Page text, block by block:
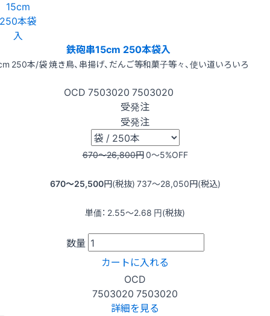
鉄砲串15cm 250本袋入
250本/袋 焼き鳥、串揚げ、だんご等和菓子等々、使い道いろいろ
OCD 7503020 7503020
受発注
受発注
670〜26,800円0〜5%OFF
670〜25,500円(税抜) 737〜28,050円(税込)
単価： 2.55〜2.68 円(税抜)
数量
カートに入れる
OCD
7503020 7503020
詳細を見る